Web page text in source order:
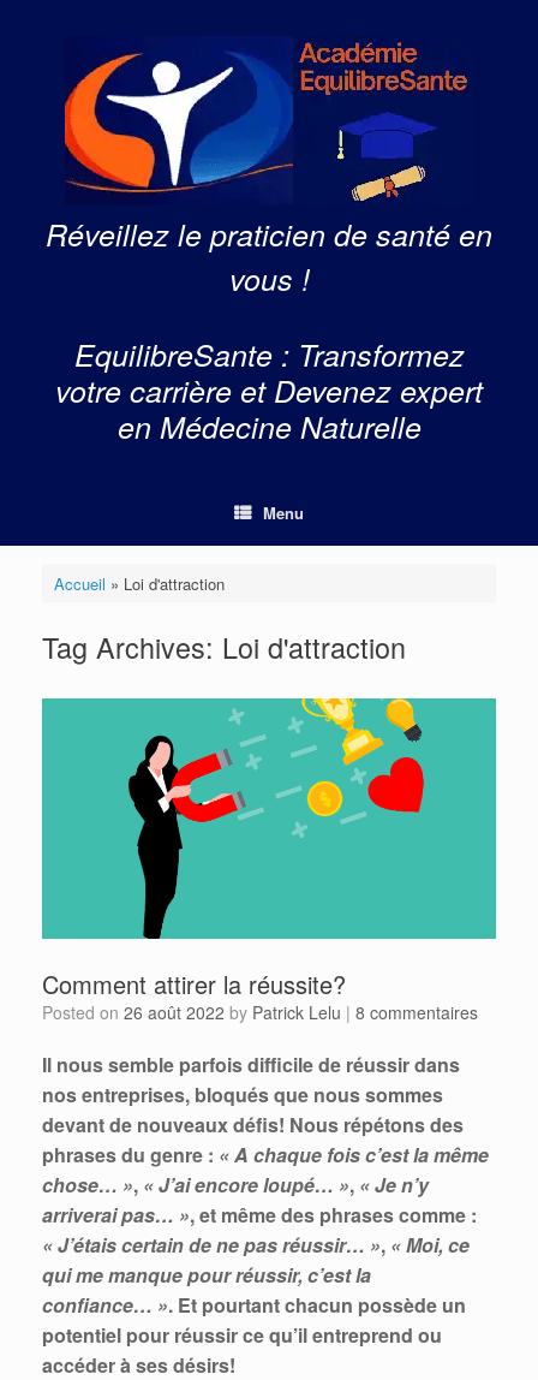
Réveillez le praticien de santé en
vous !
EquilibreSante : Transformez
votre carrière et Devenez expert
en Médecine Naturelle
Menu
Accueil » Loi d'attraction
Tag Archives: Loi d'attraction
Comment attirer la réussite?
Posted on 26 août 2022 by Patrick Lelu | 8 commentaires
Il nous semble parfois difficile de réussir dans
nos entreprises, bloqués que nous sommes
devant de nouveaux défis! Nous répétons des
phrases du genre : « A chaque fois c’est la même
chose… », « J’ai encore loupé… », « Je n’y
arriverai pas… »,et même des phrases comme :
« J’étais certain de ne pas réussir… », « Moi, ce
qui me manque pour réussir, c’est la
confiance… ». Et pourtant chacun possède un
potentiel pour réussir ce qu’il entreprend ou
accéder à ses désirs!